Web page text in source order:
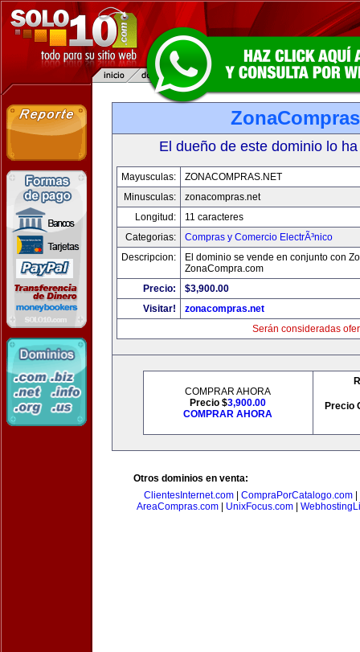
El dueño de este dominio lo
Mayusculas:
ZONACOMPRAS.NET
Minusculas:
zonacompras.net
Longitud:
11 caracteres
Categorias:
Compras y Comercio ElectrÃ³nico
Descripcion:
El dominio se vende en conjunto con
ZonaCompra.com
Precio:
$3,900.00
Visitar!
zonacompras.net
Serán consideradas
COMPRAR AHORA
Precio $3,900.00
COMPRAR AHORA
Precio
Otros dominios en venta:
ClientesInternet.com
CompraPorCatalogo.com
AreaCompras.com
UnixFocus.com